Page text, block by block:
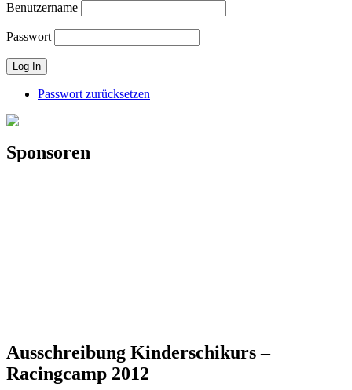
Benutzername
Passwort
Passwort zurücksetzen
Sponsoren
Ausschreibung Kinderschikurs –
Racingcamp 2012